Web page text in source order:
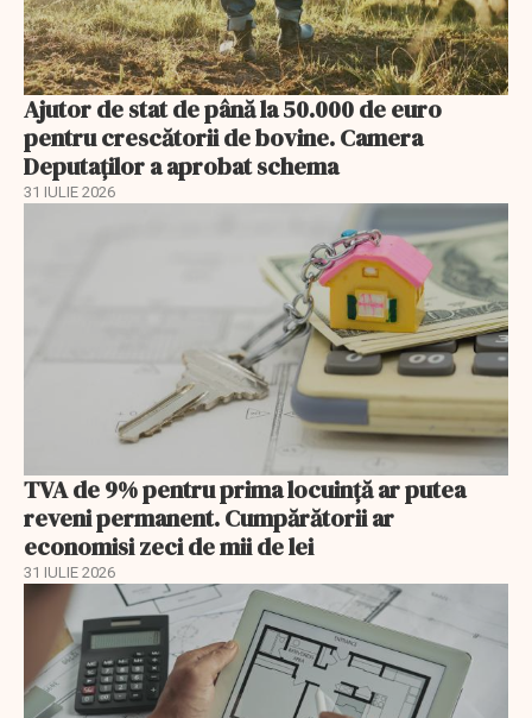
Ajutor de stat de până la 50.000 de euro
pentru crescătorii de bovine. Camera
Deputaților a aprobat schema
31 IULIE 2026
TVA de 9% pentru prima locuință ar putea
reveni permanent. Cumpărătorii ar
economisi zeci de mii de lei
31 IULIE 2026